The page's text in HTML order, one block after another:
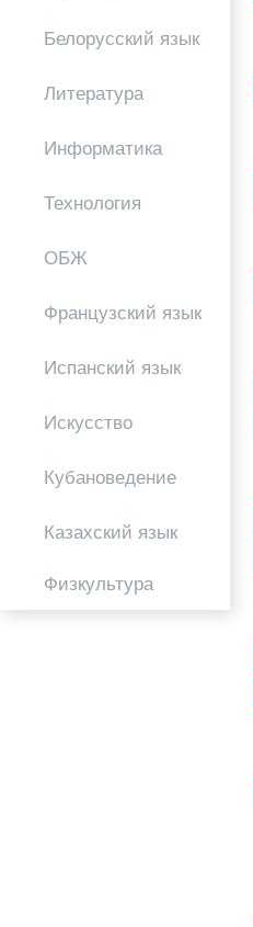
Белорусский язык
Литература
Информатика
Технология
ОБЖ
Французский язык
Испанский язык
Искусство
Кубановедение
Казахский язык
Физкультура